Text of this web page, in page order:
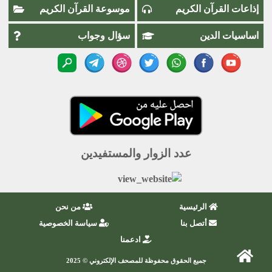
إذاعات القرآن الكريم موسوعة القرآن الكريم
اساسيات الدين سؤال وجواب
عدد الزوار والمستفيدين
الرئيسية
من نحن
أتصل بنا
سياسة الخصوصية
ادعمنا
جميع الحقوق محفوظة للمصحف الإلكتروني © 2025